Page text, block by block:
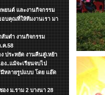
พยนต์ และงานกิจกรรม
บคุณที่ให้ทีมงานเรา มา
ส้มตำ งานกิจกรรม
ค.58
ประหยัด งานคืนสู่เหย้า
ง..แม้จะเรียนจบไป
หลายรูปแบบ โดย แอ๊ด
อง ม.ราม 2 บางนา 28